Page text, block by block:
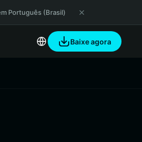
Português (Brasil)
Baixe agora